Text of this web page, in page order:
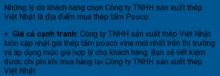
Những lý do khách hàng chọn Công ty TNHH sản xuất thép
Việt Nhật là địa điểm mua thép tấm Posco:
+ Giá cả cạnh tranh: Công ty TNHH sản xuất thép Việt Nhật
luôn cập nhật giá thép tấm posco vina mới nhất trên thị trường
và áp dụng mức giá hợp lý cho khách hàng. Bạn sẽ tiết kiệm
được chi phí khi mua hàng tại Công ty TNHH sản xuất thép
Việt Nhật